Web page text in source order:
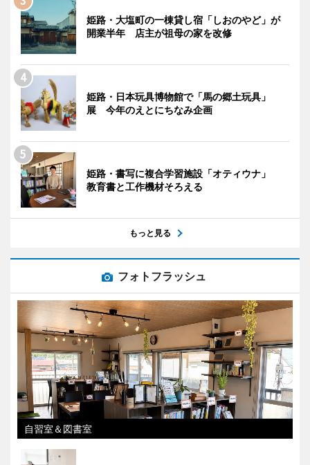
姫路・大塩町の一棟貸し宿「しおのやど」が
開業半年 店主が祖母の家を改修
姫路・日本玩具博物館で「馬の郷土玩具」
展 今年のえとにちなみ企画
姫路・書写に複合学習施設「オティウナ」
教育書と工作機材そろえる
もっと見る
フォトフラッシュ
自習室＆図書室